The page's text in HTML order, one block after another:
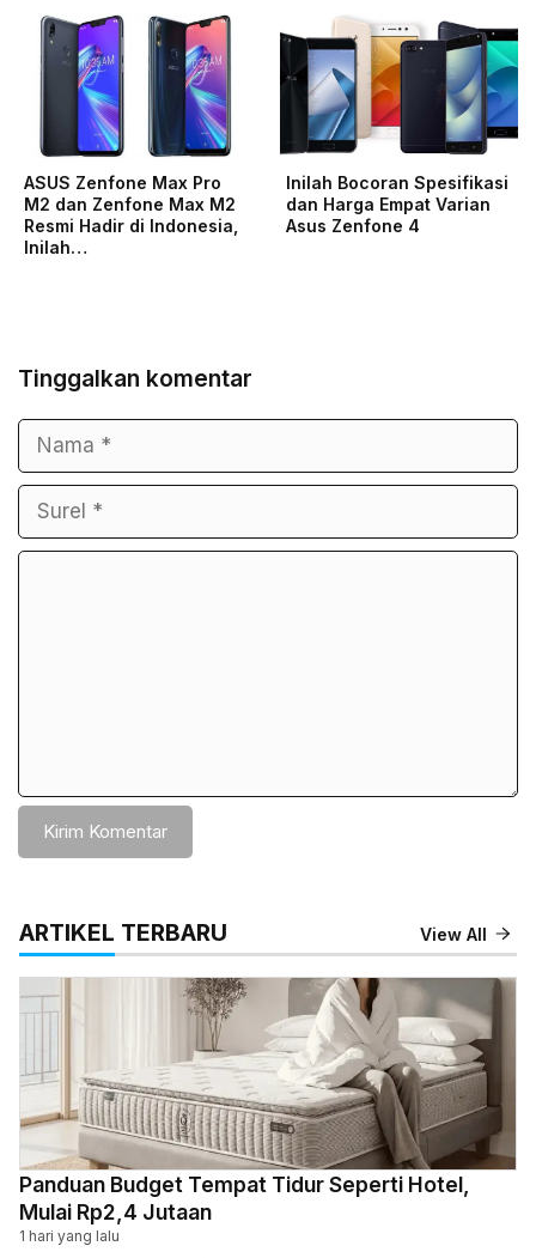
ASUS Zenfone Max Pro
M2 dan Zenfone Max M2
Resmi Hadir di Indonesia,
Inilah…
Inilah Bocoran Spesifikasi
dan Harga Empat Varian
Asus Zenfone 4
Tinggalkan komentar
Nama
Surel
Komentar
ARTIKEL TERBARU View All
Panduan Budget Tempat Tidur Seperti Hotel,
Mulai Rp2,4 Jutaan
1 hari yang lalu